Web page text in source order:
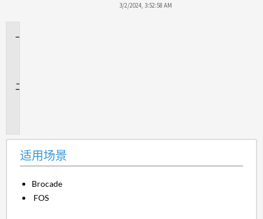
3/2/2024, 3:52:58 AM
适用场景
Brocade
FOS